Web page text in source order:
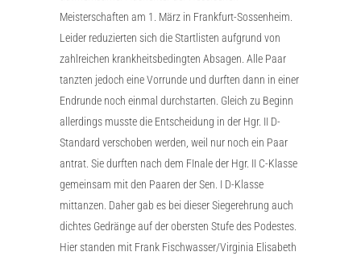
Meisterschaften am 1. März in Frankfurt-Sossenheim.
Leider reduzierten sich die Startlisten aufgrund von
zahlreichen krankheitsbedingten Absagen. Alle Paar
tanzten jedoch eine Vorrunde und durften dann in einer
Endrunde noch einmal durchstarten. Gleich zu Beginn
allerdings musste die Entscheidung in der Hgr. II D-
Standard verschoben werden, weil nur noch ein Paar
antrat. Sie durften nach dem FInale der Hgr. II C-Klasse
gemeinsam mit den Paaren der Sen. I D-Klasse
mittanzen. Daher gab es bei dieser Siegerehrung auch
dichtes Gedränge auf der obersten Stufe des Podestes.
Hier standen mit Frank Fischwasser/Virginia Elisabeth